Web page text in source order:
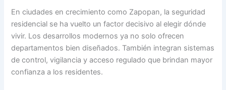
En ciudades en crecimiento como Zapopan, la seguridad
residencial se ha vuelto un factor decisivo al elegir dónde
vivir. Los desarrollos modernos ya no solo ofrecen
departamentos bien diseñados. También integran sistemas
de control, vigilancia y acceso regulado que brindan mayor
confianza a los residentes.